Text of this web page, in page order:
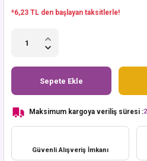
*6,23 TL den başlayan taksitlerle!
Sepete Ekle
Maksimum kargoya veriliş süresi :
Güvenli Alışveriş İmkanı